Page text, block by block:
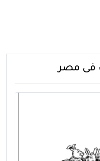
فى مصر